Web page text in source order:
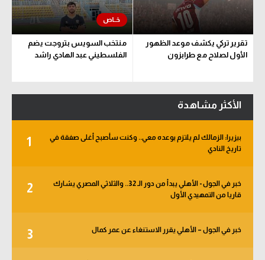
تقرير تركي يكشف موعد الظهور
الأول لصلاح مع طرابزون
منتخب السويس بتروجت يضم
الفلسطيني عبد الهادي راشد
الأكثر مشاهدة
1
بيزيرا: الزمالك لم يلتزم بوعده معي.. وكنت سأصبح أغلى صفقة في
تاريخ النادي
2
خبر في الجول - الأهلي يبدأ من دور الـ 32.. والثلاثي المصري يشارك
قاريا من التمهيدي الأول
3 خبر في الجول – الأهلي يقرر الاستنغاء عن عمر كمال